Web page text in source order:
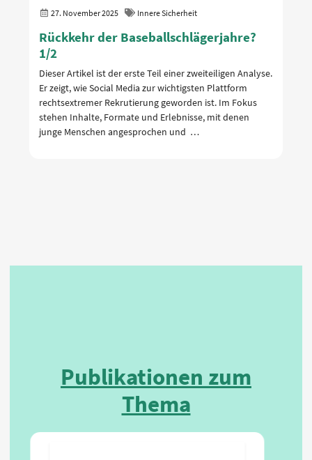
27. November 2025 Innere Sicherheit
Rückkehr der Baseballschlägerjahre?
1/2
Dieser Artikel ist der erste Teil einer zweiteiligen Analyse.
Er zeigt, wie Social Media zur wichtigsten Plattform
rechtsextremer Rekrutierung geworden ist. Im Fokus
stehen Inhalte, Formate und Erlebnisse, mit denen
junge Menschen angesprochen und …
Publikationen zum
Thema